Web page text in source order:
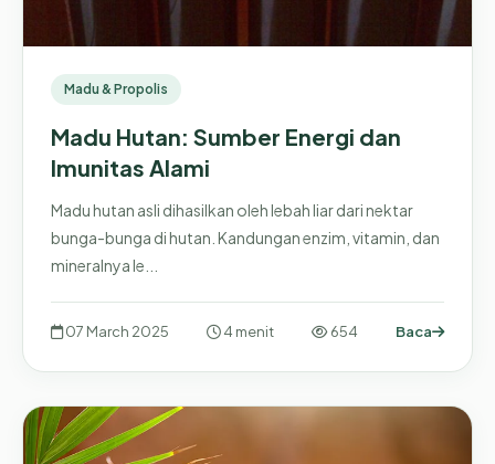
Madu & Propolis
Madu Hutan: Sumber Energi dan
Imunitas Alami
Madu hutan asli dihasilkan oleh lebah liar dari nektar
bunga-bunga di hutan. Kandungan enzim, vitamin, dan
mineralnya le...
07 March 2025 4 menit 654 Baca